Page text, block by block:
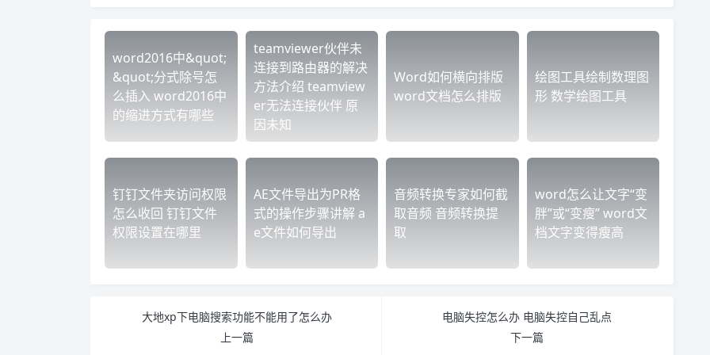
word2016中&quot;
&quot;分式除号怎
么插入 word2016中
的缩进方式有哪些
teamviewer伙伴未
连接到路由器的解决
方法介绍 teamview
er无法连接伙伴 原
因未知
Word如何横向排版
word文档怎么排版
绘图工具绘制数理图
形 数学绘图工具
钉钉文件夹访问权限
怎么收回 钉钉文件
权限设置在哪里
AE文件导出为PR格
式的操作步骤讲解 a
e文件如何导出
音频转换专家如何截
取音频 音频转换提
取
word怎么让文字“变
胖”或“变瘦” word文
档文字变得瘦高
大地xp下电脑搜索功能不能用了怎么办
上一篇
电脑失控怎么办 电脑失控自己乱点
下一篇